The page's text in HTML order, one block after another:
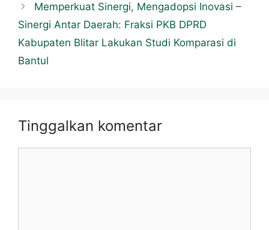
Memperkuat Sinergi, Mengadopsi Inovasi –
Sinergi Antar Daerah: Fraksi PKB DPRD
Kabupaten Blitar Lakukan Studi Komparasi di
Bantul
Tinggalkan komentar